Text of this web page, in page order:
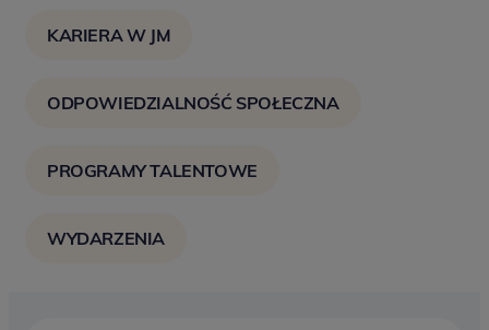
KARIERA W JM
ODPOWIEDZIALNOŚĆ SPOŁECZNA
PROGRAMY TALENTOWE
WYDARZENIA